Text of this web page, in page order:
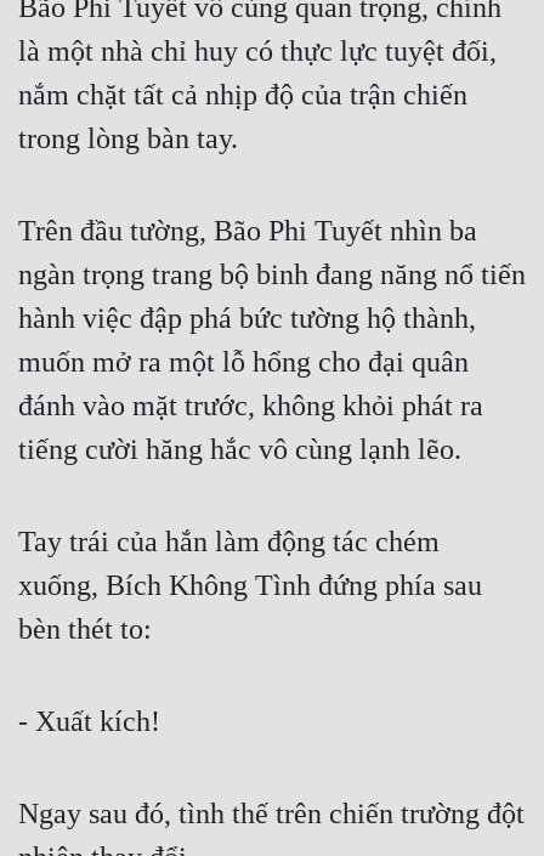
Bão Phi Tuyết vô cùng quan trọng, chính
là một nhà chỉ huy có thực lực tuyệt đối,
nắm chặt tất cả nhịp độ của trận chiến
trong lòng bàn tay.
Trên đầu tường, Bão Phi Tuyết nhìn ba
ngàn trọng trang bộ binh đang năng nổ tiến
hành việc đập phá bức tường hộ thành,
muốn mở ra một lỗ hổng cho đại quân
đánh vào mặt trước, không khỏi phát ra
tiếng cười hăng hắc vô cùng lạnh lẽo.
Tay trái của hắn làm động tác chém
xuống, Bích Không Tình đứng phía sau
bèn thét to:
- Xuất kích!
Ngay sau đó, tình thế trên chiến trường đột